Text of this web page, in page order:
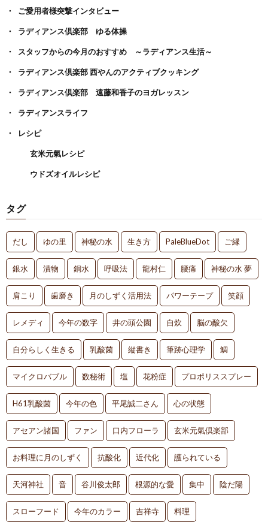
ご愛用者様突撃インタビュー
ラディアンス倶楽部 ゆる体操
スタッフからの今月のおすすめ ～ラディアンス生活～
ラディアンス倶楽部 西やんのアクティブクッキング
ラディアンス倶楽部 遠藤和香子のヨガレッスン
ラディアンスライフ
レシピ
玄米元氣レシピ
ウドズオイルレシピ
タグ
だし ゆの里 神秘の水 生き方 PaleBlueDot ご縁
銀水 漬物 銅水 呼吸法 龍村仁 腰痛 神秘の水 夢
肩こり 歯磨き 月のしずく活用法 パワーテープ 笑顔
レメディ 今年の数字 井の頭公園 自炊 脳の酸欠
自分らしく生きる 乳酸菌 縦書き 筆跡心理学 鯛
マイクロバブル 数秘術 塩 花粉症 プロポリススプレー
H61乳酸菌 今年の色 平尾誠二さん 心の状態
アセアン諸国 ファン 口内フローラ 玄米元氣倶楽部
お料理に月のしずく 抗酸化 近代化 護られている
天河神社 音 谷川俊太郎 根源的な愛 集中 陰だ陽
スローフード 今年のカラー 吉祥寺 料理